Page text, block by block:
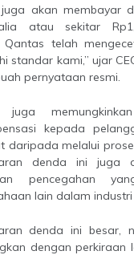
atau sekitar
telah
standar kami,” ujar
pernyataan resmi.
kepada
daripada melalui
denda ini juga
pencegahan
lain dalam
dengan perkiraan